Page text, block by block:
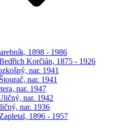
1898 - 1986
Korčián, 1875 - 1926
nar. 1941
nar. 1941
nar. 1947
nar. 1942
nar. 1936
1896 - 1957